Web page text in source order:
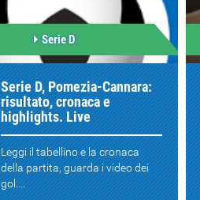
Serie D
Serie D, Pomezia-Cannara:
risultato, cronaca e
highlights. Live
Leggi il tabellino e la cronaca
della partita, guarda i video dei
gol....